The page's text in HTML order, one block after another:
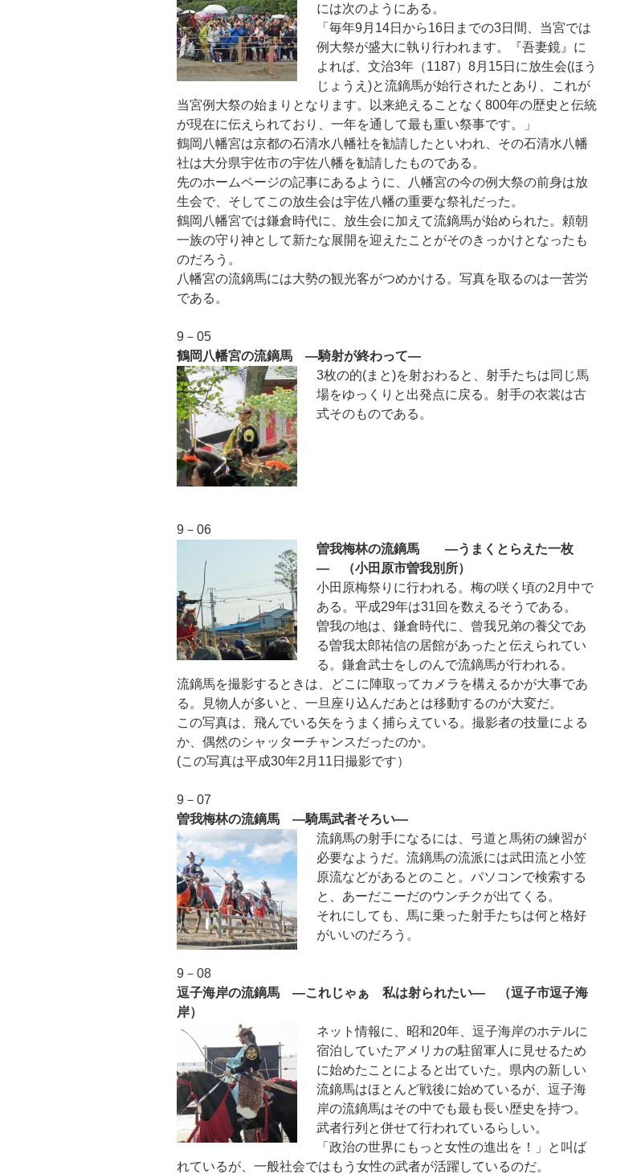
には次のようにある。
「毎年9月14日から16日までの3日間、当宮では
例大祭が盛大に執り行われます。『吾妻鏡』に
よれば、文治3年（1187）8月15日に放生会(ほう
じょうえ)と流鏑馬が始行されたとあり、これが
当宮例大祭の始まりとなります。以来絶えることなく800年の歴史と伝統
が現在に伝えられており、一年を通して最も重い祭事です。」
鶴岡八幡宮は京都の石清水八幡社を勧請したといわれ、その石清水八幡
社は大分県宇佐市の宇佐八幡を勧請したものである。
先のホームページの記事にあるように、八幡宮の今の例大祭の前身は放
生会で、そしてこの放生会は宇佐八幡の重要な祭礼だった。
鶴岡八幡宮では鎌倉時代に、放生会に加えて流鏑馬が始められた。頼朝
一族の守り神として新たな展開を迎えたことがそのきっかけとなったも
のだろう。
八幡宮の流鏑馬には大勢の観光客がつめかける。写真を取るのは一苦労
である。
9－05
鶴岡八幡宮の流鏑馬 ―騎射が終わって―
3枚の的(まと)を射おわると、射手たちは同じ馬
場をゆっくりと出発点に戻る。射手の衣裳は古
式そのものである。
9－06
曽我梅林の流鏑馬 ―うまくとらえた一枚
― （小田原市曽我別所）
小田原梅祭りに行われる。梅の咲く頃の2月中で
ある。平成29年は31回を数えるそうである。
曽我の地は、鎌倉時代に、曾我兄弟の養父であ
る曽我太郎祐信の居館があったと伝えられてい
る。鎌倉武士をしのんで流鏑馬が行われる。
流鏑馬を撮影するときは、どこに陣取ってカメラを構えるかが大事であ
る。見物人が多いと、一旦座り込んだあとは移動するのが大変だ。
この写真は、飛んでいる矢をうまく捕らえている。撮影者の技量による
か、偶然のシャッターチャンスだったのか。
(この写真は平成30年2月11日撮影です）
9－07
曽我梅林の流鏑馬 ―騎馬武者そろい―
流鏑馬の射手になるには、弓道と馬術の練習が
必要なようだ。流鏑馬の流派には武田流と小笠
原流などがあるとのこと。パソコンで検索する
と、あーだこーだのウンチクが出てくる。
それにしても、馬に乗った射手たちは何と格好
がいいのだろう。
9－08
逗子海岸の流鏑馬 ―これじゃぁ 私は射られたい― （逗子市逗子海
岸）
ネット情報に、昭和20年、逗子海岸のホテルに
宿泊していたアメリカの駐留軍人に見せるため
に始めたことによると出ていた。県内の新しい
流鏑馬はほとんど戦後に始めているが、逗子海
岸の流鏑馬はその中でも最も長い歴史を持つ。
武者行列と併せて行われているらしい。
「政治の世界にもっと女性の進出を！」と叫ば
れているが、一般社会ではもう女性の武者が活躍しているのだ。